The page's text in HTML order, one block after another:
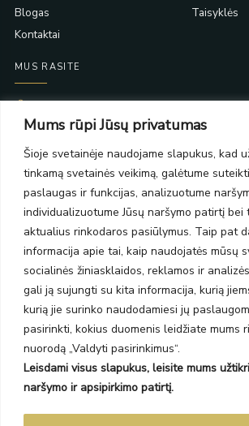
Mums rūpi Jūsų privatumas
Šioje svetainėje naudojame slapukus, kad
tinkamą svetainės veikimą, galėtume
paslaugas ir funkcijas, analizuotume
individualizuotume Jūsų naršymo patirtį bei
aktualius rinkodaros pasiūlymus. Taip pat
informacija apie tai, kaip naudojatės mūsų
socialinės žiniasklaidos, reklamos ir
gali ją sujungti su kita informacija, kurią
kurią jie surinko naudodamiesi jų
pasirinkti, kokius duomenis leidžiate mums
nuorodą „Valdyti pasirinkimus“.
Leisdami visus slapukus, leisite mums
naršymo ir apsipirkimo patirtį.
Blogas
Kontaktai
Taisyklės
MUS RASITE
PC Molas, Klaipėda
PC BIG 2, Klaipėda
Šilutės pl. 35
PC Banginis, Klaipėda
NAUJIENLAIŠKIS
Prenumeruokite ir gaukite pasiūlymus,
leidimo kolekcijas.
SIŲSTI